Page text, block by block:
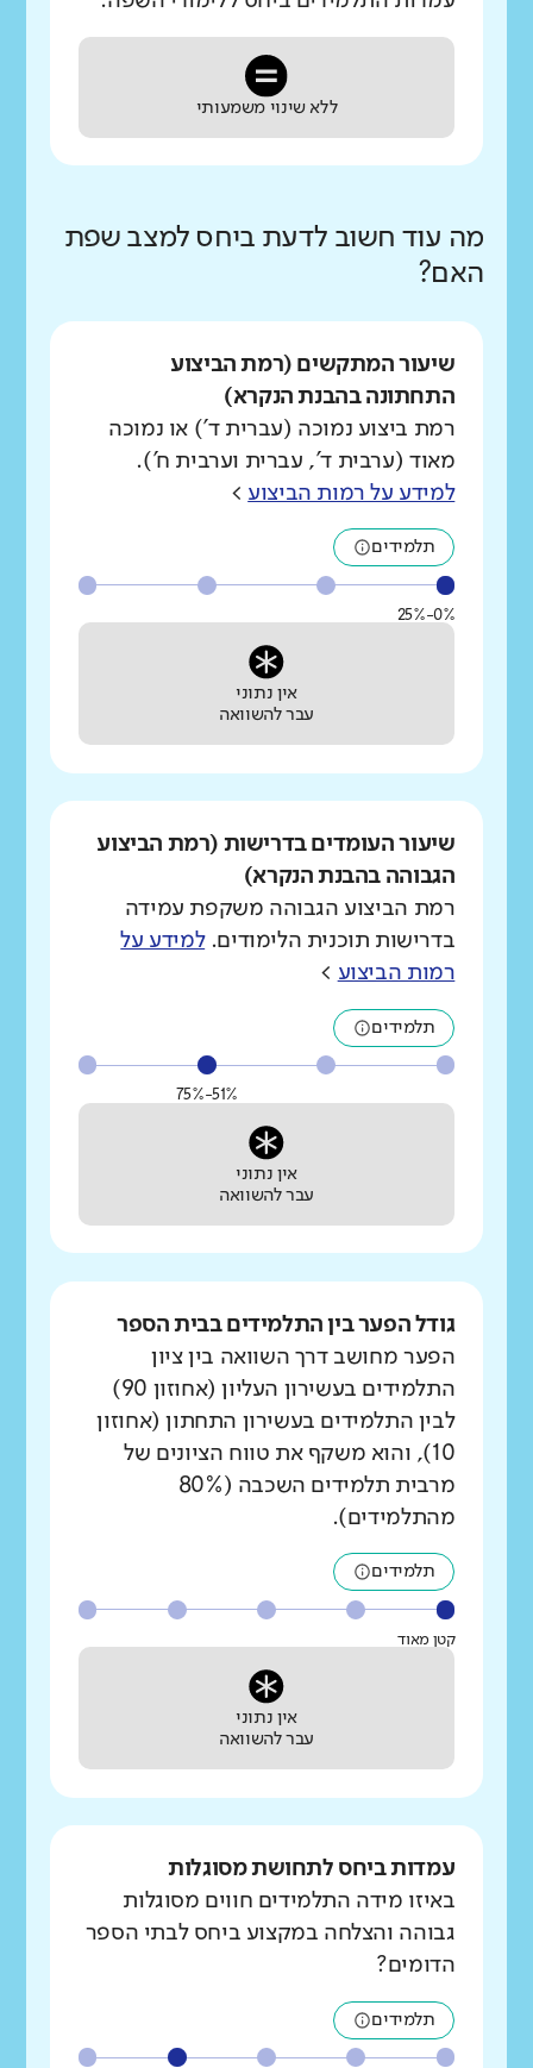
ללא שינוי משמעותי
מה עוד חשוב לדעת ביחס למצב שפת
האם?
שיעור המתקשים (רמת הביצוע
התחתונה בהבנת הנקרא)
רמת ביצוע נמוכה (עברית ד') או נמוכה
מאוד (ערבית ד', עברית וערבית ח').
למידע על רמות הביצוע >
תלמידים
0%-25%
אין נתוני
עבר להשוואה
שיעור העומדים בדרישות (רמת הביצוע
הגבוהה בהבנת הנקרא)
רמת הביצוע הגבוהה משקפת עמידה
בדרישות תוכנית הלימודים.למידע על
רמות הביצוע >
תלמידים
51%-75%
אין נתוני
עבר להשוואה
גודל הפער בין התלמידים בבית הספר
הפער מחושב דרך השוואה בין ציון
התלמידים בעשירון העליון (אחוזון 90)
לבין התלמידים בעשירון התחתון (אחוזון
10), והוא משקף את טווח הציונים של
מרבית תלמידים השכבה (80%
מהתלמידים).
תלמידים
קטן מאוד
אין נתוני
עבר להשוואה
עמדות ביחס לתחושת מסוגלות
באיזו מידה התלמידים חווים מסוגלות
גבוהה והצלחה במקצוע ביחס לבתי הספר
הדומים?
תלמידים